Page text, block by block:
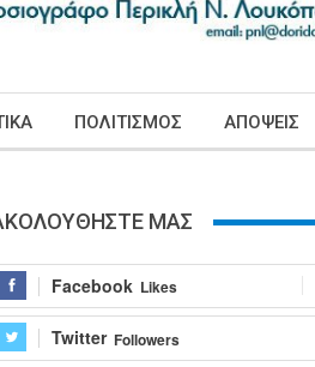
ΠΟΛΙΤΙΣΜΟΣ ΑΠΟΨΕΙΣ
ΜΑΣ
Facebook Likes
Twitter Followers